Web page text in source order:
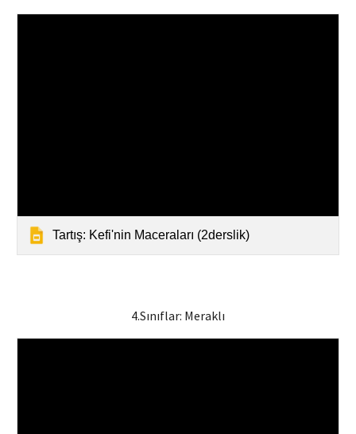
Tartış: Kefi'nin Maceraları (2derslik)
4.Sınıflar: Meraklı